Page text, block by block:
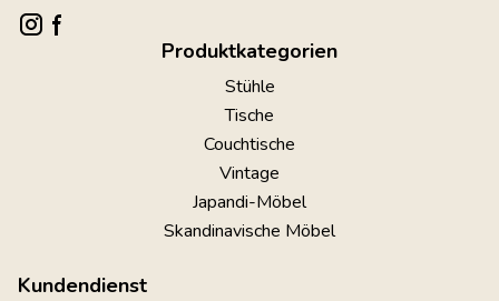
Produktkategorien
Stühle
Tische
Couchtische
Vintage
Japandi-Möbel
Skandinavische Möbel
Kundendienst